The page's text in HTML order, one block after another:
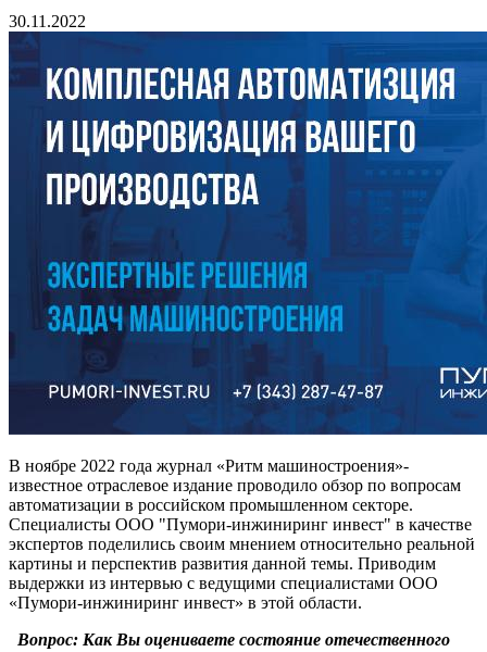
30.11.2022
В ноябре 2022 года журнал «Ритм машиностроения»-
известное отраслевое издание проводило обзор по вопросам
автоматизации в российском промышленном секторе.
Специалисты ООО "Пумори-инжиниринг инвест" в качестве
экспертов поделились своим мнением относительно реальной
картины и перспектив развития данной темы. Приводим
выдержки из интервью с ведущими специалистами ООО
«Пумори-инжиниринг инвест» в этой области.
Вопрос: Как Вы оцениваете состояние отечественного